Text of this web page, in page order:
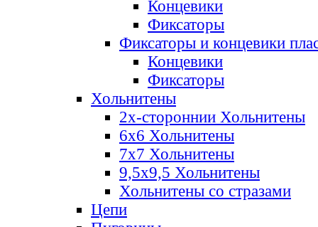
Концевики
Фиксаторы
Фиксаторы и концевики
Концевики
Фиксаторы
Хольнитены
2х-стороннии Хольнитены
6х6 Хольнитены
7х7 Хольнитены
9,5х9,5 Хольнитены
Хольнитены со стразами
Цепи